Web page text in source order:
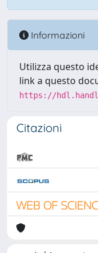
Informazioni
Utilizza questo
link a questo
https://
Citazioni